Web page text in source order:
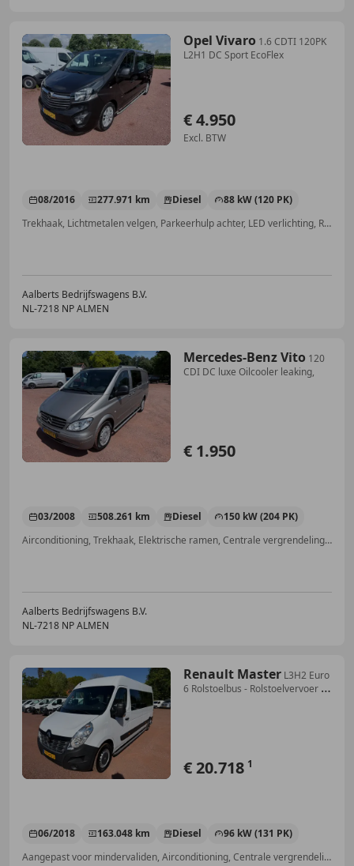
Opel Vivaro 1.6 CDTI 120PK
L2H1 DC Sport EcoFlex
€ 4.950
Excl. BTW
08/2016 277.971 km Diesel
88 kW (120 PK)
Trekhaak, Lichtmetalen velgen, Parkeerhulp achter, LED verlichting, Radio, Elektrische ramen, Schuifdeur rechts, Multifunctioneel stuurwiel
Aalberts Bedrijfswagens B.V.
NL-7218 NP ALMEN
Mercedes-Benz Vito 120
CDI DC luxe Oilcooler leaking,
€ 1.950
03/2008 508.261 km Diesel
150 kW (204 PK)
Airconditioning, Trekhaak, Elektrische ramen, Centrale vergrendeling, Centrale deurvergrendeling met afstandsbediening
Aalberts Bedrijfswagens B.V.
NL-7218 NP ALMEN
Renault Master L3H2 Euro
6 Rolstoelbus - Rolstoelvervoer - 9
€ 20.718 1
06/2018 163.048 km Diesel
96 kW (131 PK)
Aangepast voor mindervaliden, Airconditioning, Centrale vergrendeling, Parkeerhulp met camera, Cruise control, Getinte ramen, Met onderhoudshistorie